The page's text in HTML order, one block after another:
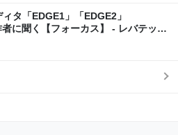
タ「EDGE1」「EDGE2」
に聞く【フォーカス】 - レバテック